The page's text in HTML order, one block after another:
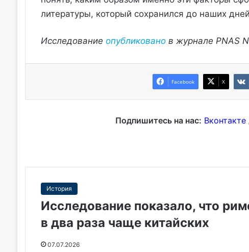
литературы, который сохранился до наших
Исследование опубликованов журнале PNAS
Facebook X
Подпишитесь на нас: Вконтакте